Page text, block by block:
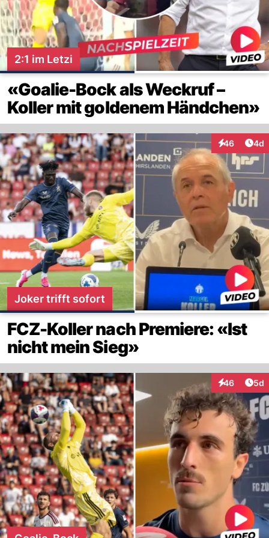
2:1 im Letzi
«Goalie-Bock als Weckruf –
Koller mit goldenem Händchen»
46
Interaktionen
4d
Joker trifft sofort
FCZ-Koller nach Premiere: «Ist
nicht mein Sieg»
46
Interaktionen
5d